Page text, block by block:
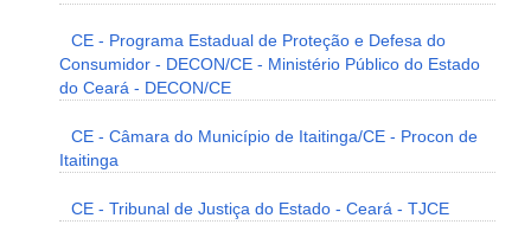
CE - Programa Estadual de Proteção e Defesa do
Consumidor - DECON/CE - Ministério Público do Estado
do Ceará - DECON/CE
CE - Câmara do Município de Itaitinga/CE - Procon de
Itaitinga
CE - Tribunal de Justiça do Estado - Ceará - TJCE